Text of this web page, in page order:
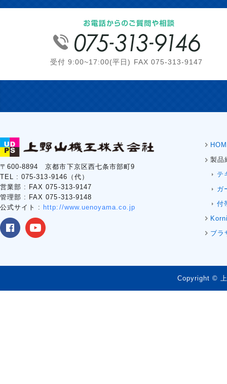
受付 9:00~17:00(平日) FAX 075-313-9147
〒600-8894 京都市下京区西七条市部町9
TEL : 075-313-9146（代）
営業部 : FAX 075-313-9147
管理部 : FAX 075-313-9148
公式サイト : http://www.uenoyama.co.jp
製品
テ
ガ
付
ブラ
Copyright ©